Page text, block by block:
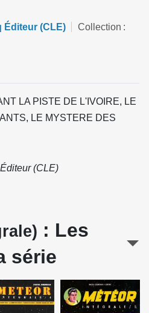
Éditeur (CLE)
Collection
LA PISTE DE L'IVOIRE, LE
LE MYSTERE DES
(CLE)
: Les
série